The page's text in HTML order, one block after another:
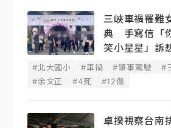
三峽車禍罹難
典 手寫信「
笑小星星」訴
#北大國小 #車禍 #肇事駕駛
#
#余文正
#4死 #12傷
卓揆視察台南